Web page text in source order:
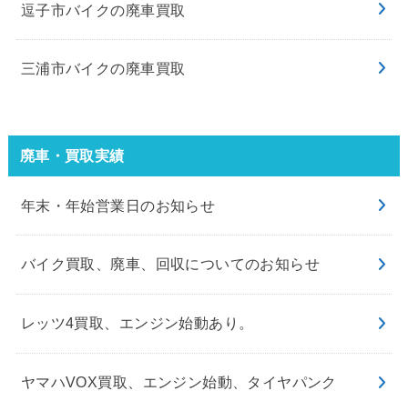
逗子市バイクの廃車買取
三浦市バイクの廃車買取
廃車・買取実績
年末・年始営業日のお知らせ
バイク買取、廃車、回収についてのお知らせ
レッツ4買取、エンジン始動あり。
ヤマハVOX買取、エンジン始動、タイヤパンク